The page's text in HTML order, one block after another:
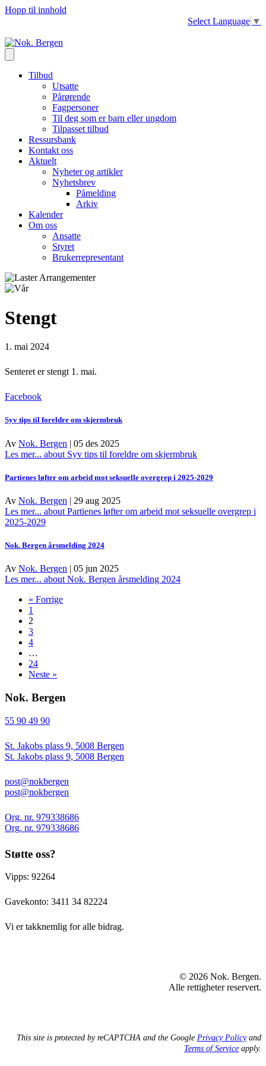
Hopp til innhold
Select Language ▼
Tilbud
Utsatte
Pårørende
Fagpersoner
Til deg som er barn eller ungdom
Tilpasset tilbud
Ressursbank
Kontakt oss
Aktuelt
Nyheter og artikler
Nyhetsbrev
Påmelding
Arkiv
Kalender
Om oss
Ansatte
Styret
Brukerrepresentant
Stengt
1. mai 2024
Senteret er stengt 1. mai.
Facebook
Syv tips til foreldre om skjermbruk
Av Nok. Bergen | 05 des 2025
Les mer... about Syv tips til foreldre om skjermbruk
Partienes løfter om arbeid mot seksuelle overgrep i 2025-2029
Av Nok. Bergen | 29 aug 2025
Les mer... about Partienes løfter om arbeid mot seksuelle overgrep i
2025-2029
Nok. Bergen årsmelding 2024
Av Nok. Bergen | 05 jun 2025
Les mer... about Nok. Bergen årsmelding 2024
« Forrige
1
2
3
4
…
24
Neste »
Nok. Bergen
55 90 49 90
St. Jakobs plass 9, 5008 Bergen
St. Jakobs plass 9, 5008 Bergen
post@nokbergen
post@nokbergen
Org. nr. 979338686
Org. nr. 979338686
Støtte oss?
Vipps: 92264
Gavekonto: 3411 34 82224
Vi er takknemlig for alle bidrag.
© 2026 Nok. Bergen.
Alle rettigheter reservert.
This site is protected by reCAPTCHA and the Google Privacy Policyand
Terms of Service apply.